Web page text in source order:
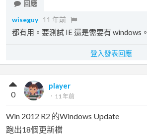
回應
wiseguy 11 年前
都有用。要測試 IE 還是需要有 windows。
登入發表回應
player
． 11 年前
0
Win 2012 R2 的Windows Update
跑出18個更新檔